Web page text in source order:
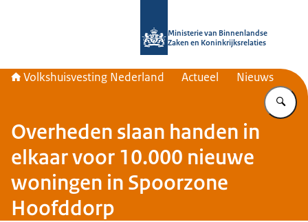
Ministerie van Binnenlandse
Zaken en Koninkrijksrelaties
Volkshuisvesting Nederland Actueel Nieuws
Overheden slaan handen in
elkaar voor 10.000 nieuwe
woningen in Spoorzone
Hoofddorp